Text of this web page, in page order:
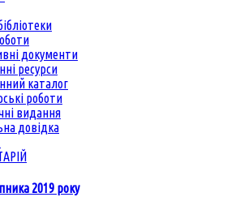
документи
ресурси
каталог
роботи
видання
довідка
2019 року